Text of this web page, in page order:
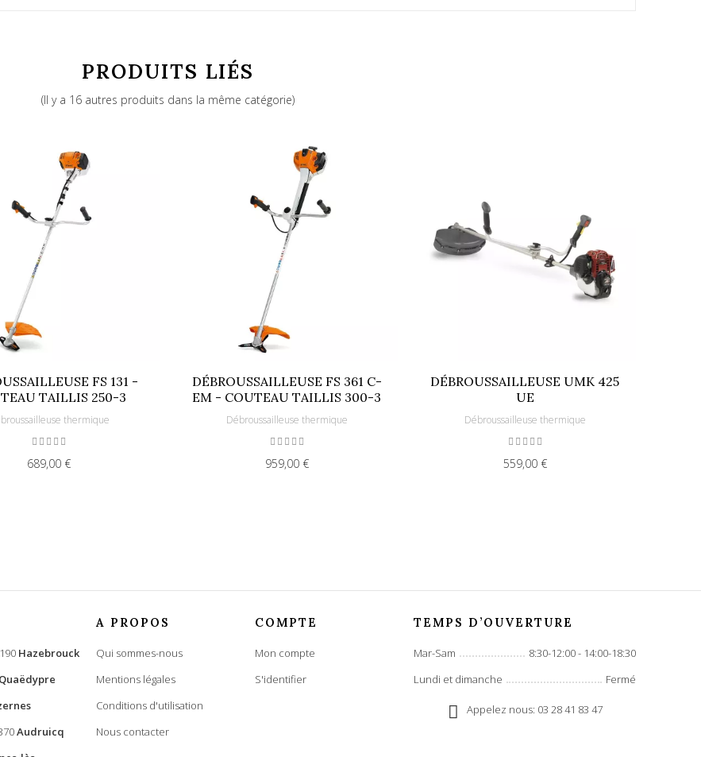
Tête nylon Tap&Go / couteau 3 dents - Lunettes et harnais - Outillage de maintenance
PRODUITS LIÉS
(Il y a 16 autres produits dans la même catégorie)
FS 131 -
TAILLIS 250-3
thermique
689,00 €
DÉBROUSSAILLEUSE FS 361 C-
EM - COUTEAU TAILLIS 300-3
Débroussailleuse thermique
959,00 €
DÉBROUSSAILLEUSE UMK 425
UE
Débroussailleuse thermique
559,00 €
Hazebrouck
Quaëdypre
Audruicq
A PROPOS
Qui sommes-nous
Mentions légales
Conditions d'utilisation
Nous contacter
COMPTE
Mon compte
S'identifier
TEMPS D’OUVERTURE
Mar-Sam
8:30-12:00 - 14:00-18:30
Lundi et dimanche
Fermé
Appelez nous: 03 28 41 83 47